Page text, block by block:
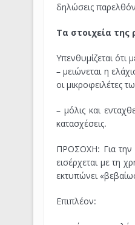
δηλώσεις
Τα στοιχεία της
Υπενθυμίζεται ότι
– μειώνεται η
οι μικροφειλέτες
– μόλις και
κατασχέσεις.
ΠΡΟΣΟΧΗ: Για την
εισέρχεται με τη
εκτυπώνει
Επιπλέον: